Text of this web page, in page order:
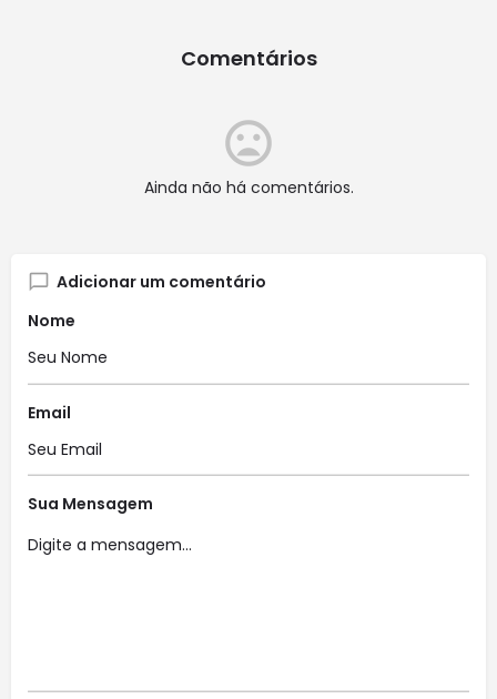
Comentários
Ainda não há comentários.
Adicionar um comentário
Nome
Email
Sua Mensagem